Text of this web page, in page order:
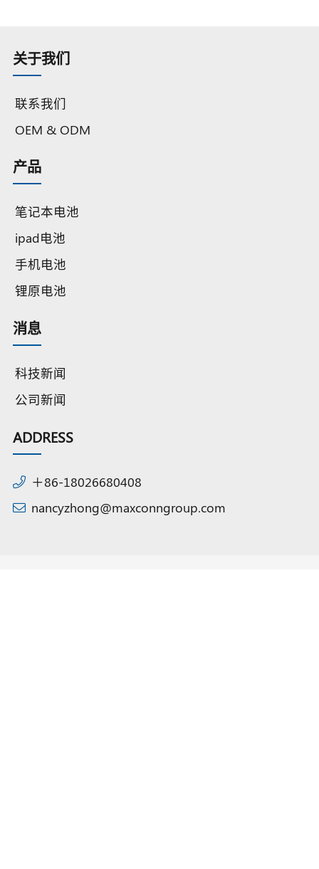
关于我们
联系我们
OEM & ODM
产品
笔记本电池
ipad电池
手机电池
锂原电池
消息
科技新闻
公司新闻
ADDRESS
＋86-18026680408
nancyzhong@maxconngroup.com